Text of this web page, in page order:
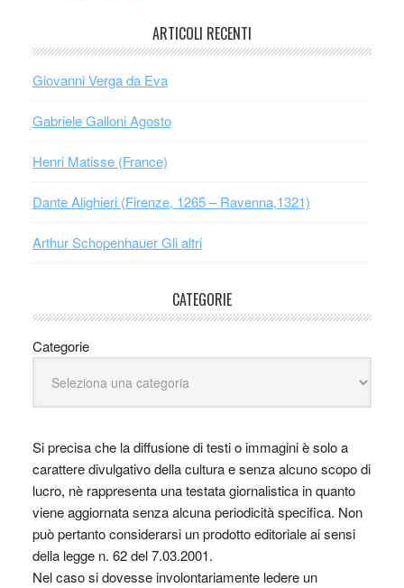
ARTICOLI RECENTI
Giovanni Verga da Eva
Gabriele Galloni Agosto
Henri Matisse (France)
Dante Alighieri (Firenze, 1265 – Ravenna,1321)
Arthur Schopenhauer Gli altri
CATEGORIE
Categorie
Si precisa che la diffusione di testi o immagini è solo a
carattere divulgativo della cultura e senza alcuno scopo di
lucro, nè rappresenta una testata giornalistica in quanto
viene aggiornata senza alcuna periodicità specifica. Non
può pertanto considerarsi un prodotto editoriale ai sensi
della legge n. 62 del 7.03.2001.
Nel caso si dovesse involontariamente ledere un